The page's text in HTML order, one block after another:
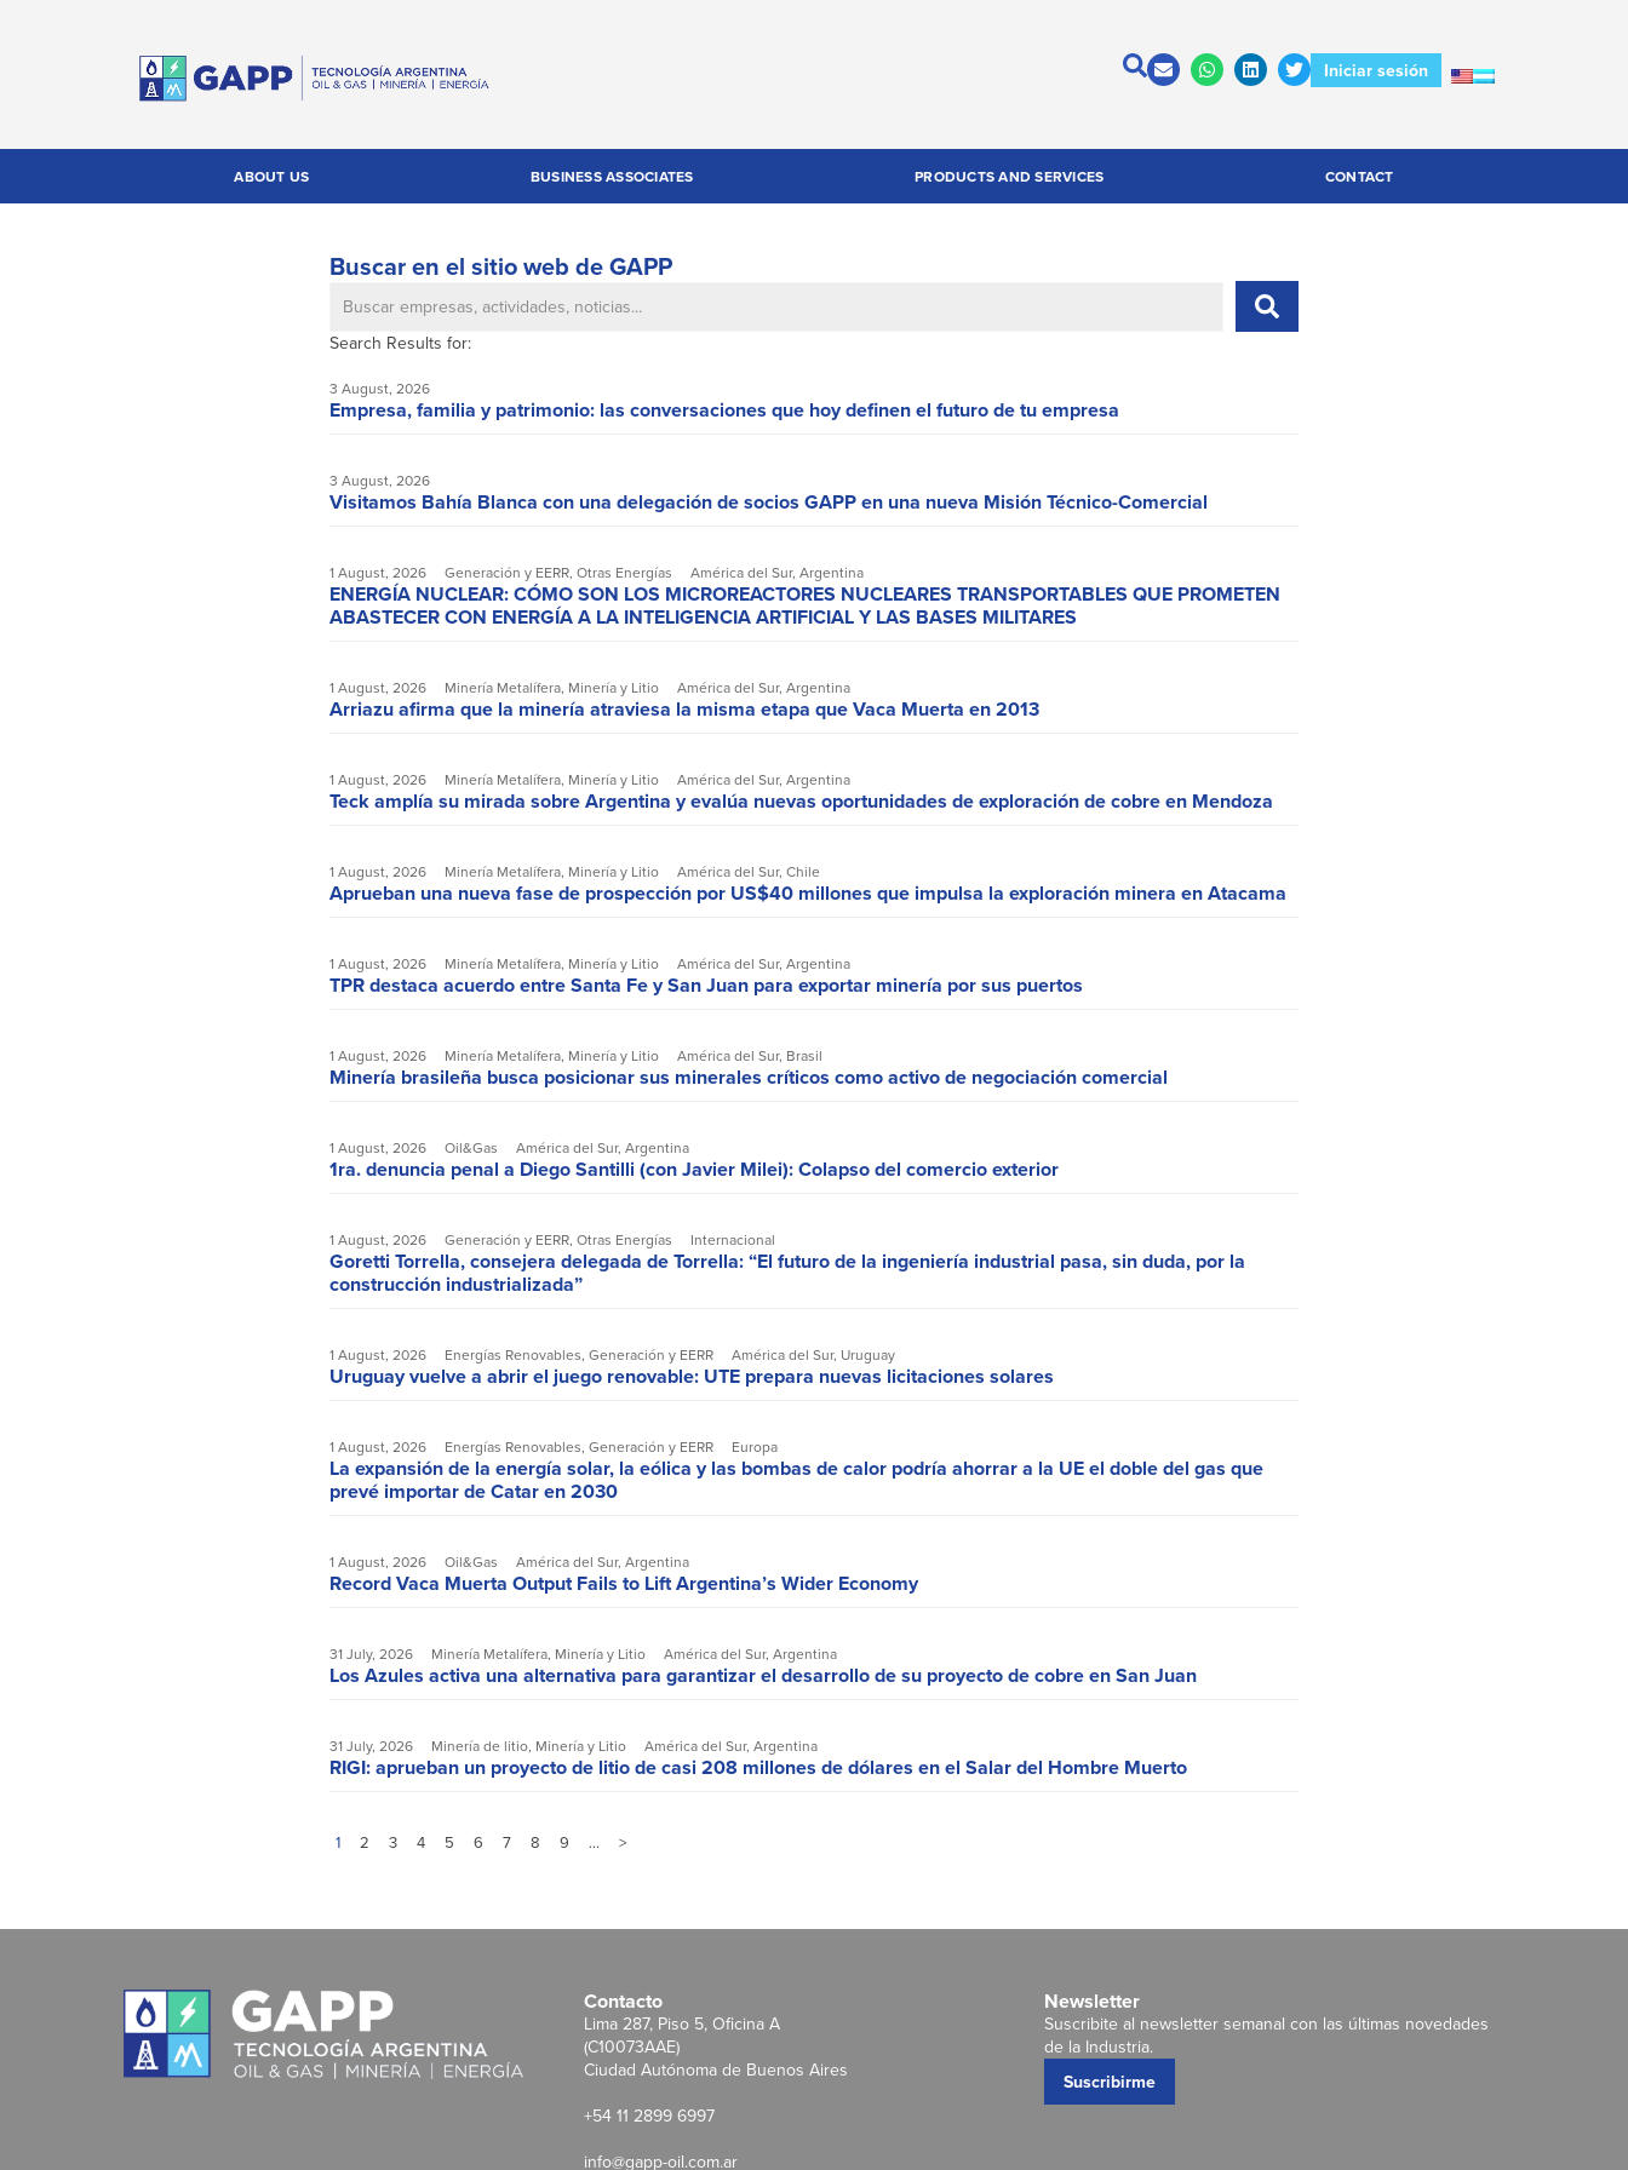
Iniciar sesión
ABOUT US BUSINESS ASSOCIATES PRODUCTS AND SERVICES CONTACT
Buscar en el sitio web de GAPP
Search Results for:
3 August, 2026
Empresa, familia y patrimonio: las conversaciones que hoy definen el futuro de tu empresa
3 August, 2026
Visitamos Bahía Blanca con una delegación de socios GAPP en una nueva Misión Técnico-Comercial
1 August, 2026 Generación y EERR, Otras Energías América del Sur, Argentina
ENERGÍA NUCLEAR: CÓMO SON LOS MICROREACTORES NUCLEARES TRANSPORTABLES QUE PROMETEN
ABASTECER CON ENERGÍA A LA INTELIGENCIA ARTIFICIAL Y LAS BASES MILITARES
1 August, 2026 Minería Metalífera, Minería y Litio América del Sur, Argentina
Arriazu afirma que la minería atraviesa la misma etapa que Vaca Muerta en 2013
1 August, 2026 Minería Metalífera, Minería y Litio América del Sur, Argentina
Teck amplía su mirada sobre Argentina y evalúa nuevas oportunidades de exploración de cobre en Mendoza
1 August, 2026 Minería Metalífera, Minería y Litio América del Sur, Chile
Aprueban una nueva fase de prospección por US$40 millones que impulsa la exploración minera en Atacama
1 August, 2026 Minería Metalífera, Minería y Litio América del Sur, Argentina
TPR destaca acuerdo entre Santa Fe y San Juan para exportar minería por sus puertos
1 August, 2026 Minería Metalífera, Minería y Litio América del Sur, Brasil
Minería brasileña busca posicionar sus minerales críticos como activo de negociación comercial
1 August, 2026 Oil&Gas América del Sur, Argentina
1ra. denuncia penal a Diego Santilli (con Javier Milei): Colapso del comercio exterior
1 August, 2026 Generación y EERR, Otras Energías Internacional
Goretti Torrella, consejera delegada de Torrella: “El futuro de la ingeniería industrial pasa, sin duda, por la
construcción industrializada”
1 August, 2026 Energías Renovables, Generación y EERR América del Sur, Uruguay
Uruguay vuelve a abrir el juego renovable: UTE prepara nuevas licitaciones solares
1 August, 2026 Energías Renovables, Generación y EERR Europa
La expansión de la energía solar, la eólica y las bombas de calor podría ahorrar a la UE el doble del gas que
prevé importar de Catar en 2030
1 August, 2026 Oil&Gas América del Sur, Argentina
Record Vaca Muerta Output Fails to Lift Argentina’s Wider Economy
31 July, 2026 Minería Metalífera, Minería y Litio América del Sur, Argentina
Los Azules activa una alternativa para garantizar el desarrollo de su proyecto de cobre en San Juan
31 July, 2026 Minería de litio, Minería y Litio América del Sur, Argentina
RIGI: aprueban un proyecto de litio de casi 208 millones de dólares en el Salar del Hombre Muerto
1 2 3 4 5 6 7 8 9 … >
Contacto
Lima 287, Piso 5, Oficina A
(C10073AAE)
Ciudad Autónoma de Buenos Aires
+54 11 2899 6997
info@gapp-oil.com.ar
Newsletter
Suscribite al newsletter semanal con las últimas novedades
de la Industria.
Suscribirme